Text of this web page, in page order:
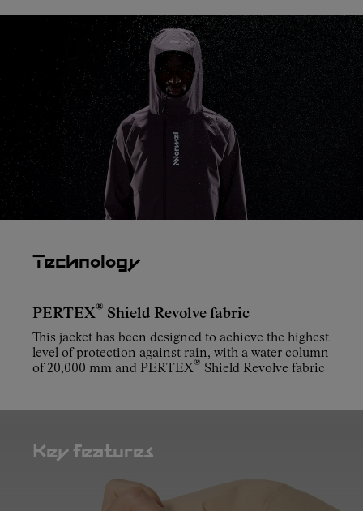
Technology
PERTEX® Shield Revolve fabric
This jacket has been designed to achieve the highest
level of protection against rain, with a water column
of 20,000 mm and PERTEX® Shield Revolve fabric
Key features